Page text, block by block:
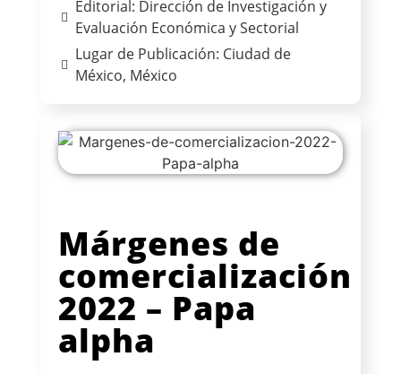
Editorial: Dirección de Investigación y
Evaluación Económica y Sectorial
Lugar de Publicación: Ciudad de
México, México
Márgenes de
comercialización
2022 – Papa
alpha